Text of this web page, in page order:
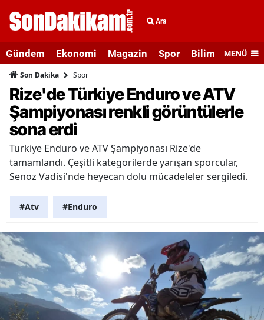
Ara
Gündem Ekonomi Magazin Spor Bilim veMENÜ
Son Dakika Spor
Rize'de Türkiye Enduro ve ATV
Şampiyonası renkli görüntülerle
sona erdi
Türkiye Enduro ve ATV Şampiyonası Rize'de
tamamlandı. Çeşitli kategorilerde yarışan sporcular,
Senoz Vadisi'nde heyecan dolu mücadeleler sergiledi.
#Atv #Enduro